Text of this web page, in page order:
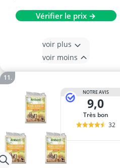
Vérifier le prix →
voir plus
voir moins
NOTRE AVIS
9,0
Très bon
32